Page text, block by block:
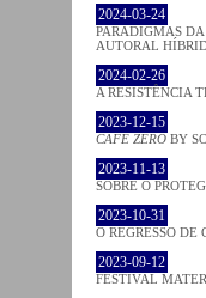
2024-03-24
PARADIGMAS
AUTORAL
2024-02-26
A RESISTÊNCIA
2023-12-15
CAFE ZERO BY
2023-11-13
SOBRE O
2023-10-31
O REGRESSO
2023-09-12
FESTIVAL